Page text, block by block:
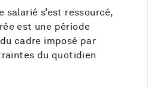
salarié s’est ressourcé,
est une période
cadre imposé par
du quotidien